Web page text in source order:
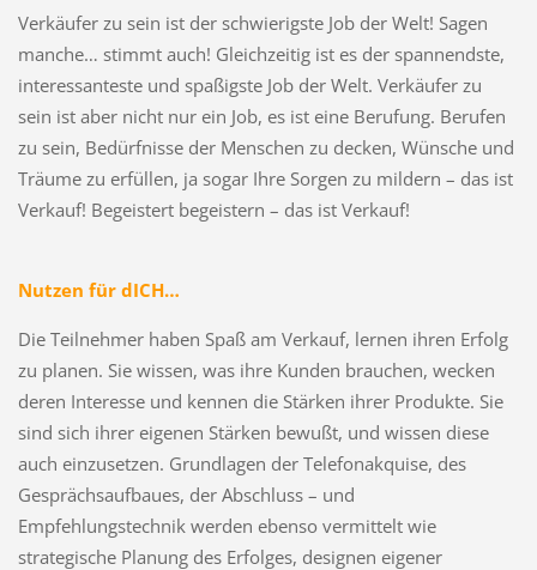
Verkäufer zu sein ist der schwierigste Job der Welt! Sagen
manche… stimmt auch! Gleichzeitig ist es der spannendste,
interessanteste und spaßigste Job der Welt. Verkäufer zu
sein ist aber nicht nur ein Job, es ist eine Berufung. Berufen
zu sein, Bedürfnisse der Menschen zu decken, Wünsche und
Träume zu erfüllen, ja sogar Ihre Sorgen zu mildern – das ist
Verkauf! Begeistert begeistern – das ist Verkauf!
Nutzen für dICH…
Die Teilnehmer haben Spaß am Verkauf, lernen ihren Erfolg
zu planen. Sie wissen, was ihre Kunden brauchen, wecken
deren Interesse und kennen die Stärken ihrer Produkte. Sie
sind sich ihrer eigenen Stärken bewußt, und wissen diese
auch einzusetzen. Grundlagen der Telefonakquise, des
Gesprächsaufbaues, der Abschluss – und
Empfehlungstechnik werden ebenso vermittelt wie
strategische Planung des Erfolges, designen eigener